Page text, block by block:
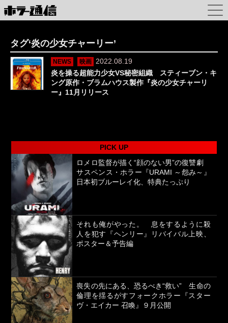
タグ‘炎の少女チャーリー’
NEWS 映画
2022.08.19
炎を操る超能力少女VS秘密組織 スティーブン・キ
ング原作・ブラムハウス製作『炎の少女チャーリ
ー』11月リリース
PICK UP
ロメロ監督が描く“顔のない男”の復讐劇
サスペンス・ホラー『URAMI ～怨み～』
日本初ブルーレイ化、特典たっぷり
それも俺がやった。 息をするように殺
人を犯す『ヘンリー』リバイバル上映、
ポスター＆予告編
喪失の先にある、恐るべき“救い” 生命の
倫理を揺るがすフォークホラー『スター
ヴ・エイカー 召喚』９月公開